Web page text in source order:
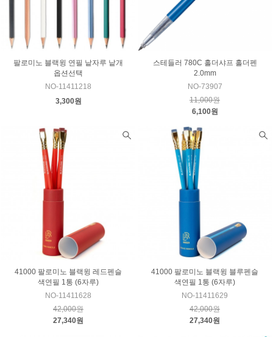
팔로미노 블랙윙 연필 낱자루 낱개
옵션선택
NO-11411218
3,300원
스테들러 780C 홀더샤프 홀더펜
2.0mm
NO-73907
11,000원
6,100원
41000 팔로미노 블랙윙 레드펜슬
색연필 1통 (6자루)
NO-11411628
42,000원
27,340원
41000 팔로미노 블랙윙 블루펜슬
색연필 1통 (6자루)
NO-11411629
42,000원
27,340원